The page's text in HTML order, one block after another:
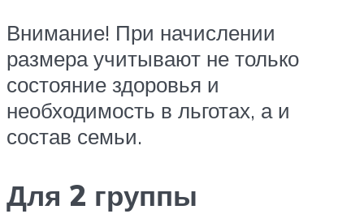
Внимание! При начислении
размера учитывают не только
состояние здоровья и
необходимость в льготах, а и
состав семьи.
Для 2 группы